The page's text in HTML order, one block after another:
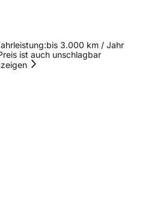
bis 3.000 km / Jahr
ist auch unschlagbar